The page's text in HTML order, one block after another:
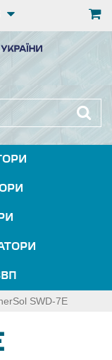
SWD-7E